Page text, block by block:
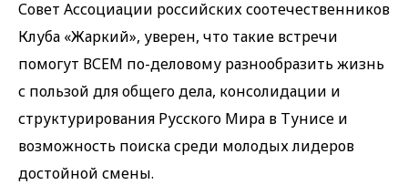
Совет Ассоциации российских соотечественников
Клуба «Жаркий», уверен, что такие встречи
помогут ВСЕМ по-деловому разнообразить жизнь
с пользой для общего дела, консолидации и
структурирования Русского Мира в Тунисе и
возможность поиска среди молодых лидеров
достойной смены.